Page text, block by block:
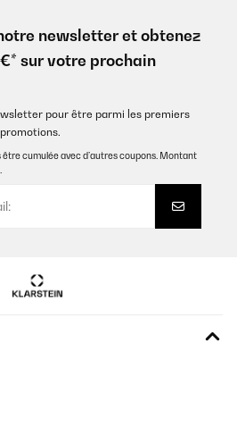
newsletter et obtenez
sur votre prochain
pour être parmi les premiers
être cumulée avec d’autres coupons. Montant